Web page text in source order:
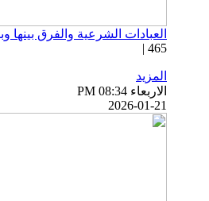
العبادات الشرعية والفرق بينها
465 |
المزيد
الاربعاء PM 08:34
2026-01-21